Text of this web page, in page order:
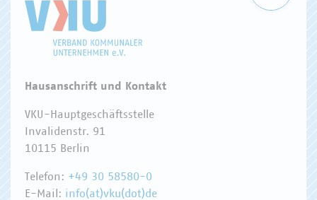
Hausanschrift und Kontakt
VKU-Hauptgeschäftsstelle
Invalidenstr. 91
10115 Berlin
Telefon: +49 30 58580-0
E-Mail: info(at)vku(dot)de